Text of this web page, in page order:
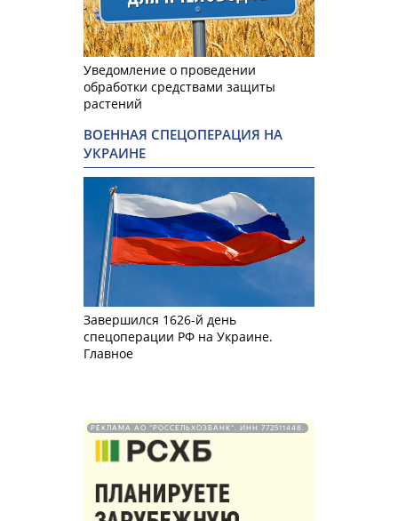
Уведомление о проведении
обработки средствами защиты
растений
ВОЕННАЯ СПЕЦОПЕРАЦИЯ НА
УКРАИНЕ
Завершился 1626-й день
спецоперации РФ на Украине.
Главное
РЕКЛАМА АО "РОССЕЛЬХОЗБАНК". ИНН 772511448.